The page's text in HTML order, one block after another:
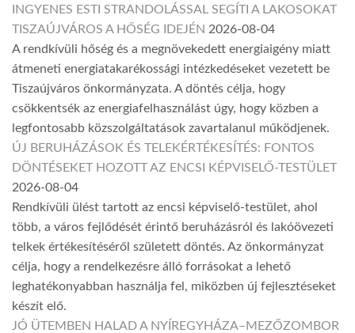
INGYENES ESTI STRANDOLÁSSAL SEGÍTI A LAKOSOKAT
TISZAÚJVÁROS A HŐSÉG IDEJÉN 2026-08-04
A rendkívüli hőség és a megnövekedett energiaigény miatt
átmeneti energiatakarékossági intézkedéseket vezetett be
Tiszaújváros önkormányzata. A döntés célja, hogy
csökkentsék az energiafelhasználást úgy, hogy közben a
legfontosabb közszolgáltatások zavartalanul működjenek.
ÚJ BERUHÁZÁSOK ÉS TELEKÉRTÉKESÍTÉS: FONTOS
DÖNTÉSEKET HOZOTT AZ ENCSI KÉPVISELŐ-TESTÜLET
2026-08-04
Rendkívüli ülést tartott az encsi képviselő-testület, ahol
több, a város fejlődését érintő beruházásról és lakóövezeti
telkek értékesítéséről született döntés. Az önkormányzat
célja, hogy a rendelkezésre álló forrásokat a lehető
leghatékonyabban használja fel, miközben új fejlesztéseket
készít elő.
JÓ ÜTEMBEN HALAD A NYÍREGYHÁZA–MEZŐZOMBOR